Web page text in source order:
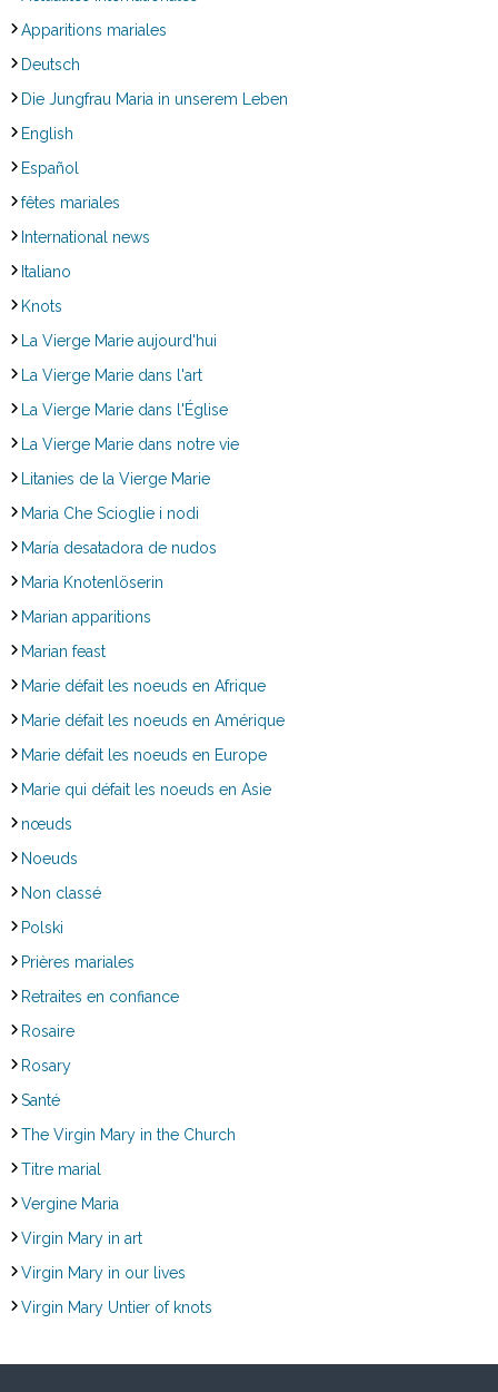
Apparitions mariales
Deutsch
Die Jungfrau Maria in unserem Leben
English
Español
fêtes mariales
International news
Italiano
Knots
La Vierge Marie aujourd'hui
La Vierge Marie dans l'art
La Vierge Marie dans l'Église
La Vierge Marie dans notre vie
Litanies de la Vierge Marie
Maria Che Scioglie i nodi
María desatadora de nudos
Maria Knotenlöserin
Marian apparitions
Marian feast
Marie défait les noeuds en Afrique
Marie défait les noeuds en Amérique
Marie défait les noeuds en Europe
Marie qui défait les noeuds en Asie
nœuds
Noeuds
Non classé
Polski
Prières mariales
Retraites en confiance
Rosaire
Rosary
Santé
The Virgin Mary in the Church
Titre marial
Vergine Maria
Virgin Mary in art
Virgin Mary in our lives
Virgin Mary Untier of knots